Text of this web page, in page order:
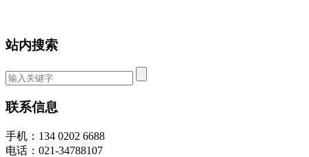
站内搜索
联系信息
手机：134 0202 6688
电话：021-34788107